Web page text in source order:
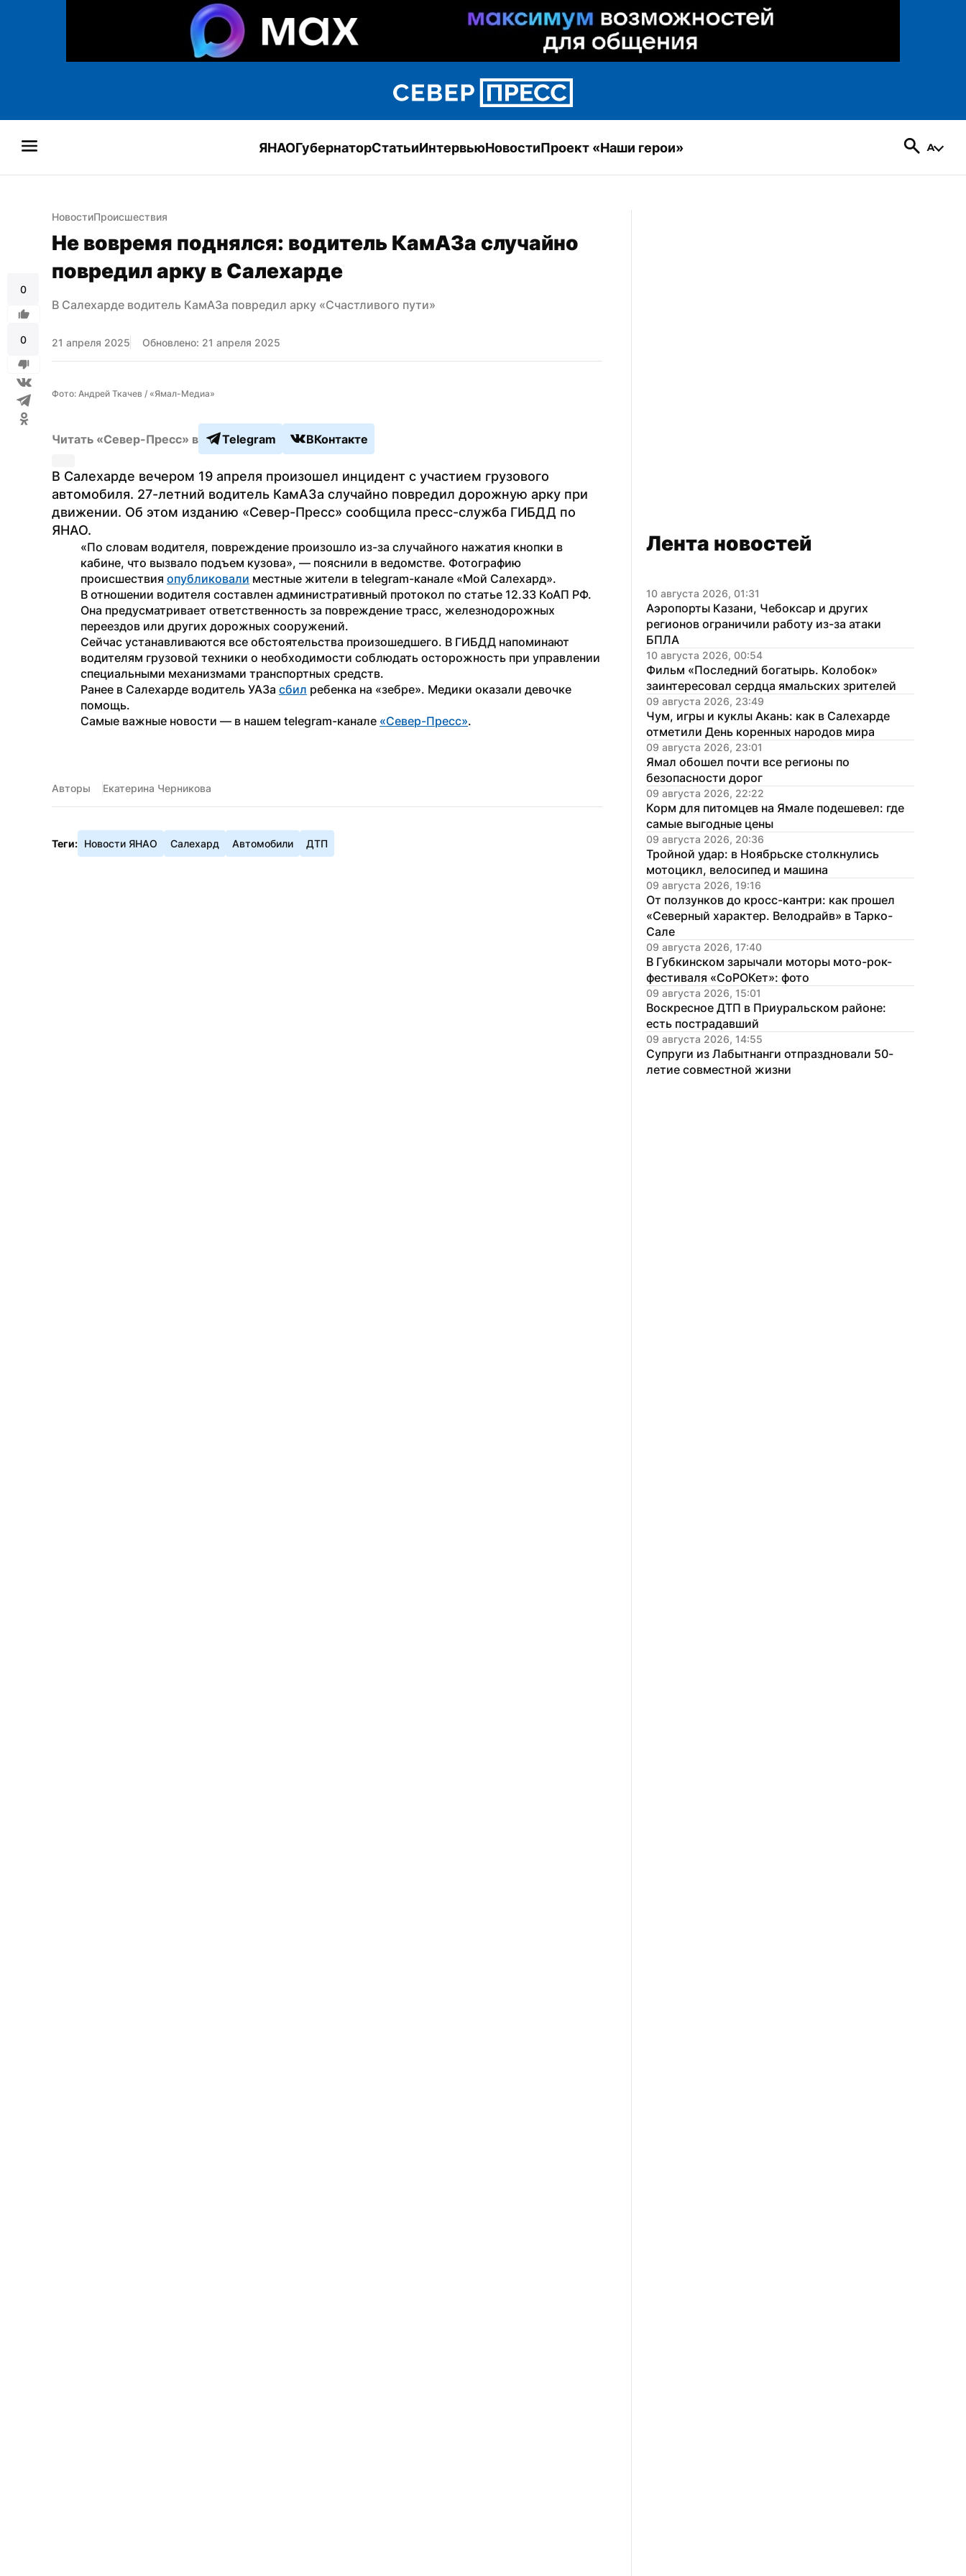
ЯНАОГубернаторСтатьиИнтервьюНовостиПроект «Наши герои»
0
0
НовостиПроисшествия
Не вовремя поднялся: водитель КамАЗа случайно
повредил арку в Салехарде
В Салехарде водитель КамАЗа повредил арку «Счастливого пути»
21 апреля 2025 Обновлено: 21 апреля 2025
Фото: Андрей Ткачев / «Ямал-Медиа»
Читать «Север-Пресс» в Telegram ВКонтакте
В Салехарде вечером 19 апреля произошел инцидент с участием грузового
автомобиля. 27-летний водитель КамАЗа случайно повредил дорожную арку при
движении. Об этом изданию «Север-Пресс» сообщила пресс-служба ГИБДД по
ЯНАО.
«По словам водителя, повреждение произошло из-за случайного нажатия кнопки в
кабине, что вызвало подъем кузова», — пояснили в ведомстве. Фотографию
происшествия опубликовали местные жители в telegram-канале «Мой Салехард».
В отношении водителя составлен административный протокол по статье 12.33 КоАП РФ.
Она предусматривает ответственность за повреждение трасс, железнодорожных
переездов или других дорожных сооружений.
Сейчас устанавливаются все обстоятельства произошедшего. В ГИБДД напоминают
водителям грузовой техники о необходимости соблюдать осторожность при управлении
специальными механизмами транспортных средств.
Ранее в Салехарде водитель УАЗа сбил ребенка на «зебре». Медики оказали девочке
помощь.
Самые важные новости — в нашем telegram-канале «Север-Пресс».
Авторы Екатерина Черникова
Теги: Новости ЯНАО Салехард Автомобили ДТП
Лента новостей
10 августа 2026, 01:31
Аэропорты Казани, Чебоксар и других
регионов ограничили работу из-за атаки
БПЛА
10 августа 2026, 00:54
Фильм «Последний богатырь. Колобок»
заинтересовал сердца ямальских зрителей
09 августа 2026, 23:49
Чум, игры и куклы Акань: как в Салехарде
отметили День коренных народов мира
09 августа 2026, 23:01
Ямал обошел почти все регионы по
безопасности дорог
09 августа 2026, 22:22
Корм для питомцев на Ямале подешевел: где
самые выгодные цены
09 августа 2026, 20:36
Тройной удар: в Ноябрьске столкнулись
мотоцикл, велосипед и машина
09 августа 2026, 19:16
От ползунков до кросс-кантри: как прошел
«Северный характер. Велодрайв» в Тарко-
Сале
09 августа 2026, 17:40
В Губкинском зарычали моторы мото-рок-
фестиваля «СоРОКет»: фото
09 августа 2026, 15:01
Воскресное ДТП в Приуральском районе:
есть пострадавший
09 августа 2026, 14:55
Супруги из Лабытнанги отпраздновали 50-
летие совместной жизни